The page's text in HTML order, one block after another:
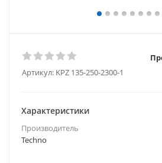
Артикул: KPZ 135-250-2300-1
Характеристики
Производитель
Techno